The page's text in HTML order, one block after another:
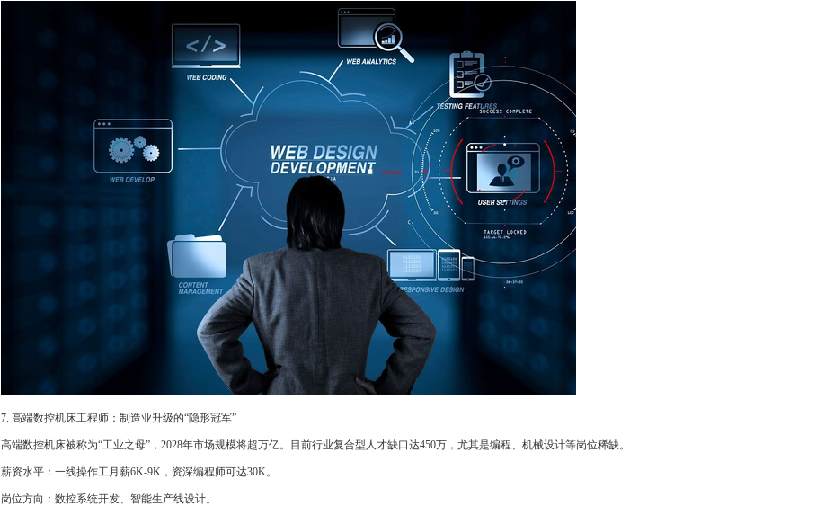
7. 高端数控机床工程师：制造业升级的“隐形冠军”
高端数控机床被称为“工业之母”，2028年市场规模将超万亿。目前行业复合型人才缺口达450万，尤其是编程、机械设计等岗位稀缺。
薪资水平：一线操作工月薪6K-9K，资深编程师可达30K。
岗位方向：数控系统开发、智能生产线设计。